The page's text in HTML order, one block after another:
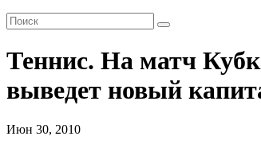
Теннис. На матч
выведет новый
Июн 30, 2010